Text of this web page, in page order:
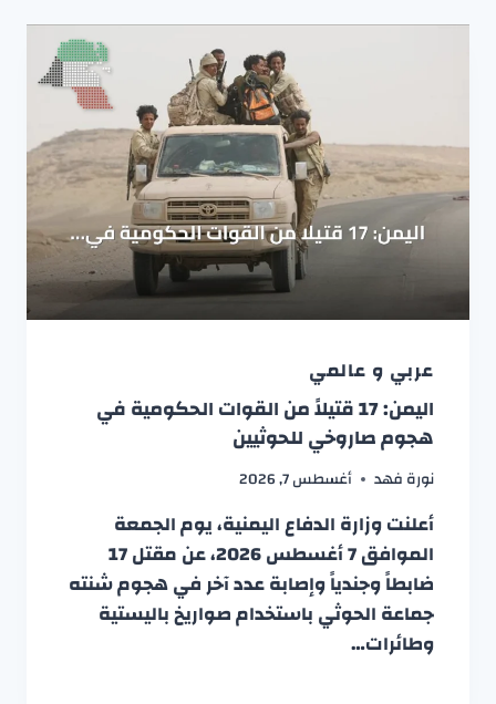
عربي و عالمي
اليمن: 17 قتيلاً من القوات الحكومية في
هجوم صاروخي للحوثيين
نورة فهد أغسطس 7, 2026
أعلنت وزارة الدفاع اليمنية، يوم الجمعة
الموافق 7 أغسطس 2026، عن مقتل 17
ضابطاً وجندياً وإصابة عدد آخر في هجوم شنته
جماعة الحوثي باستخدام صواريخ باليستية
وطائرات…